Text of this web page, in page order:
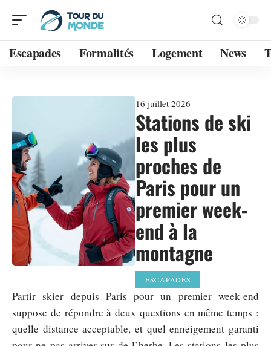
Escapades Formalités Logement News
16 juillet 2026
Stations de ski
les plus
proches de
Paris pour un
premier week-
end à la
montagne
ESCAPADES
Partir skier depuis Paris pour un premier week-end
suppose de répondre à deux questions en même temps :
quelle distance acceptable, et quel enneigement garanti